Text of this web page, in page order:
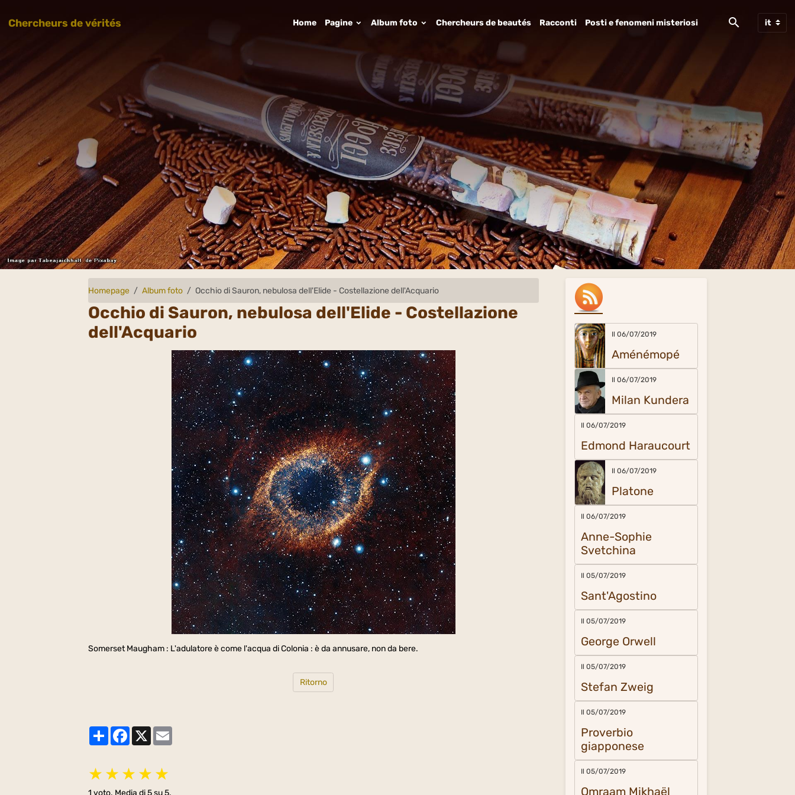
Chercheurs de vérités Home Pagine Album foto Chercheurs de beautés Racconti Posti e fenomeni misteriosi
Homepage Album foto Occhio di Sauron, nebulosa dell'Elide - Costellazione dell'Acquario
Occhio di Sauron, nebulosa dell'Elide - Costellazione
dell'Acquario
Somerset Maugham : L'adulatore è come l'acqua di Colonia : è da annusare, non da bere.
Ritorno
PartagerFacebook
X
★ ★ ★ ★ ★
1 voto. Media di5su 5.
Il 06/07/2019
Aménémopé
Il 06/07/2019
Milan Kundera
Il 06/07/2019
Edmond Haraucourt
Il 06/07/2019
Platone
Il 06/07/2019
Anne-Sophie
Svetchina
Il 05/07/2019
Sant'Agostino
Il 05/07/2019
George Orwell
Il 05/07/2019
Stefan Zweig
Il 05/07/2019
Proverbio
giapponese
Il 05/07/2019
Omraam Mikhaël